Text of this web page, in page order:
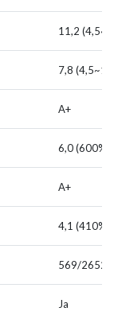
11,2
7,8
A+
6,0 (600%)
A+
4,1 (410%)
569/2652
Ja